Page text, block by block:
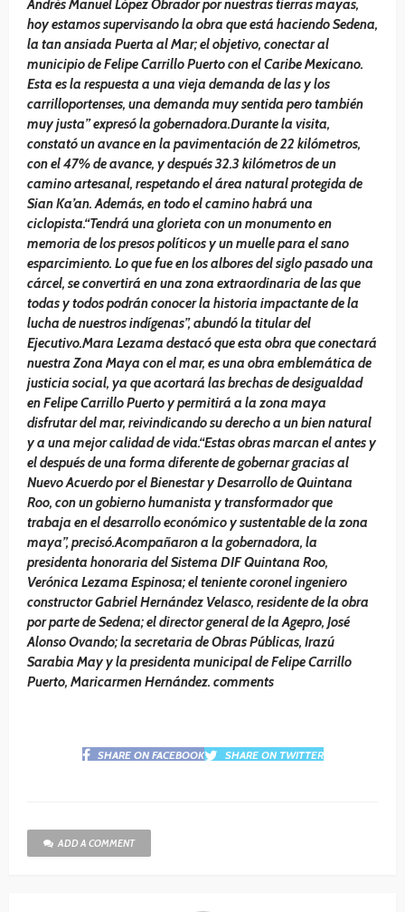
Andrés Manuel López Obrador por nuestras tierras mayas,
hoy estamos supervisando la obra que está haciendo Sedena,
la tan ansiada Puerta al Mar; el objetivo, conectar al
municipio de Felipe Carrillo Puerto con el Caribe Mexicano.
Esta es la respuesta a una vieja demanda de las y los
carrilloportenses, una demanda muy sentida pero también
muy justa” expresó la gobernadora.Durante la visita,
constató un avance en la pavimentación de 22 kilómetros,
con el 47% de avance, y después 32.3 kilómetros de un
camino artesanal, respetando el área natural protegida de
Sian Ka’an. Además, en todo el camino habrá una
ciclopista.“Tendrá una glorieta con un monumento en
memoria de los presos políticos y un muelle para el sano
esparcimiento. Lo que fue en los albores del siglo pasado una
cárcel, se convertirá en una zona extraordinaria de las que
todas y todos podrán conocer la historia impactante de la
lucha de nuestros indígenas”, abundó la titular del
Ejecutivo.Mara Lezama destacó que esta obra que conectará
nuestra Zona Maya con el mar, es una obra emblemática de
justicia social, ya que acortará las brechas de desigualdad
en Felipe Carrillo Puerto y permitirá a la zona maya
disfrutar del mar, reivindicando su derecho a un bien natural
y a una mejor calidad de vida.“Estas obras marcan el antes y
el después de una forma diferente de gobernar gracias al
Nuevo Acuerdo por el Bienestar y Desarrollo de Quintana
Roo, con un gobierno humanista y transformador que
trabaja en el desarrollo económico y sustentable de la zona
maya”, precisó.Acompañaron a la gobernadora, la
presidenta honoraria del Sistema DIF Quintana Roo,
Verónica Lezama Espinosa; el teniente coronel ingeniero
constructor Gabriel Hernández Velasco, residente de la obra
por parte de Sedena; el director general de la Agepro, José
Alonso Ovando; la secretaria de Obras Públicas, Irazú
Sarabia May y la presidenta municipal de Felipe Carrillo
Puerto, Maricarmen Hernández. comments
SHARE ON FACEBOOK SHARE ON TWITTER
ADD A COMMENT